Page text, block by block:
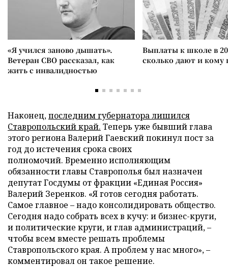
«Я учился заново дышать».
Ветеран СВО рассказал, как
жить с инвалидностью
Выплаты к школе в
сколько дают и
Наконец,последним губернатора лишился
Ставропольский край. Теперь уже бывший глава
этого региона Валерий Гаевский покинул пост за
год до истечения срока своих
полномочий. Временно исполняющим
обязанности главы Ставрополья был назначен
депутат Госдумы от фракции «Единая Россия»
Валерий Зеренков. «Я готов сегодня работать.
Самое главное – надо консолидировать общество.
Сегодня надо собрать всех в кучу: и бизнес-круги,
и политические круги, и глав администраций, –
чтобы всем вместе решать проблемы
Ставропольского края. А проблем у нас много», –
комментировал он такое решение.